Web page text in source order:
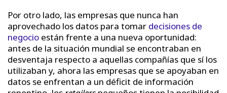
Por otro lado, las empresas que nunca han
aprovechado los datos para tomar decisiones de
negocio están frente a una nueva oportunidad:
antes de la situación mundial se encontraban en
desventaja respecto a aquellas compañías que sí los
utilizaban y, ahora las empresas que se apoyaban en
datos se enfrentan a un déficit de información